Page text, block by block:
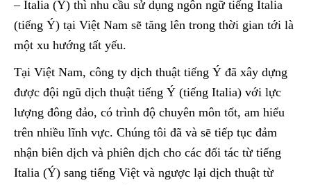
– Italia (Ý) thì nhu cầu sử dụng ngôn ngữ tiếng Italia
(tiếng Ý) tại Việt Nam sẽ tăng lên trong thời gian tới là
một xu hướng tất yếu.
Tại Việt Nam, công ty dịch thuật tiếng Ý đã xây dựng
được đội ngũ dịch thuật tiếng Ý (tiếng Italia) với lực
lượng đông đảo, có trình độ chuyên môn tốt, am hiểu
trên nhiều lĩnh vực. Chúng tôi đã và sẽ tiếp tục đảm
nhận biên dịch và phiên dịch cho các đối tác từ tiếng
Italia (Ý) sang tiếng Việt và ngược lại dịch thuật từ